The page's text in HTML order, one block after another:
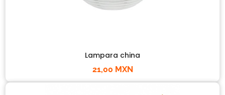
Lampara china
21,00 MXN